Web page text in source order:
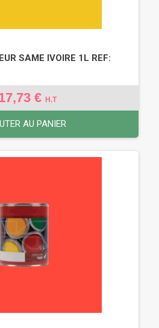
SAME IVOIRE 1L REF:
€ H.T
AU PANIER